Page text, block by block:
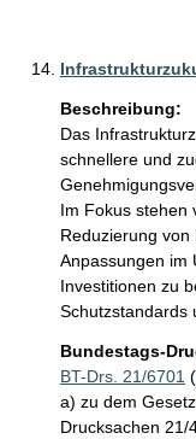
Beschreibung:
Das
schnellere und
Im Fokus stehen
Reduzierung
Anpassungen im
Investitionen zu
Schutzstandards
Bundestags-
BT-Drs. 21/6701 (
a) zu dem
Drucksachen 21/